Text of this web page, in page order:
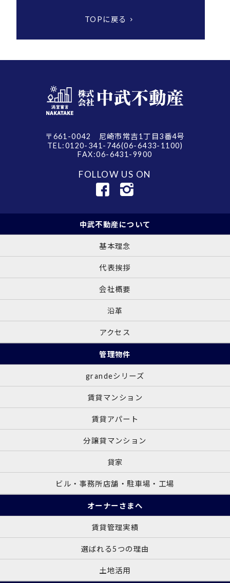
TOPに戻る
〒661-0042 尼崎市常吉1丁目3番4号
TEL:0120-341-746(06-6433-1100)
FAX:06-6431-9900
FOLLOW US ON
中武不動産について
基本理念
代表挨拶
会社概要
沿革
アクセス
管理物件
grandeシリーズ
賃貸マンション
賃貸アパート
分譲貸マンション
貸家
ビル・事務所店舗・駐車場・工場
オーナーさまへ
賃貸管理実績
選ばれる5つの理由
土地活用